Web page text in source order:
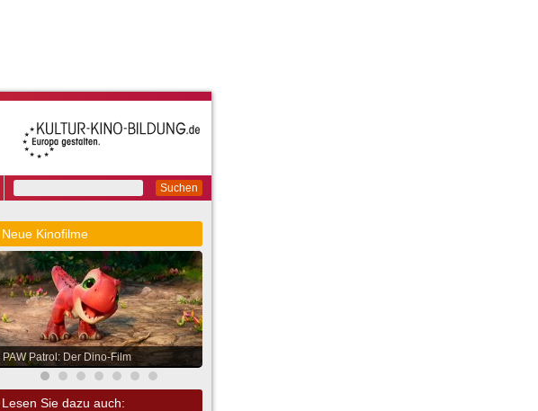
Suchen
Neue Kinofilme
PAW Patrol: Der Dino-Film
Lesen Sie dazu auch: